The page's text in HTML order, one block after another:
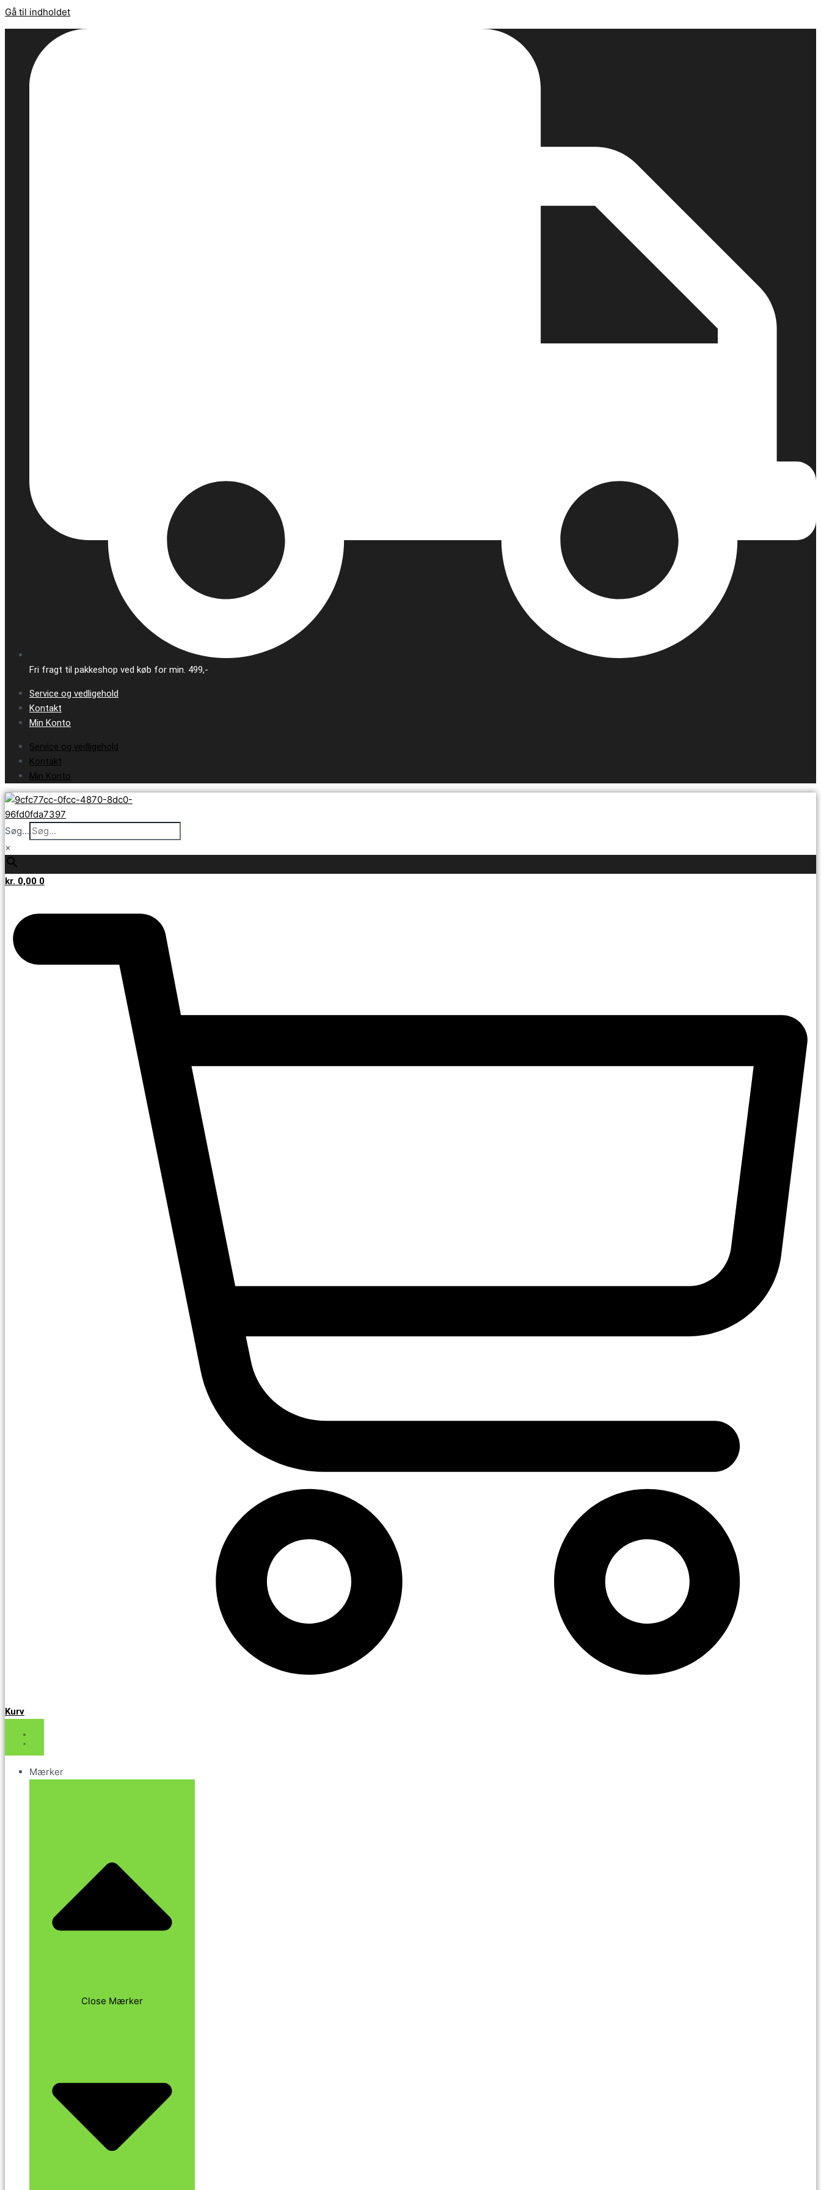
Gå til indholdet
Fri fragt til pakkeshop ved køb for min. 499,-
Service og vedligehold
Kontakt
Min Konto
Service og vedligehold
Kontakt
Min Konto
Søg...
×
kr. 0,00 0
Kurv
Mærker
Close Mærker